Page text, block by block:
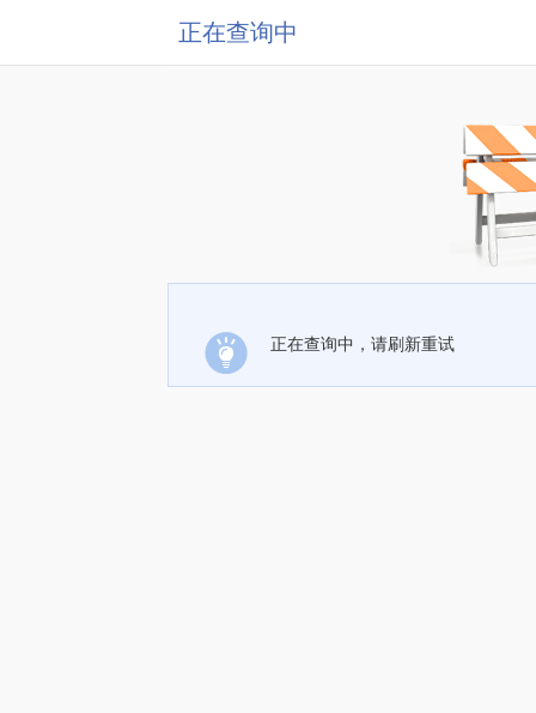
正在查询中
正在查询中，请刷新重试